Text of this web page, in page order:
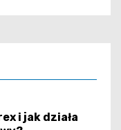
i jak działa